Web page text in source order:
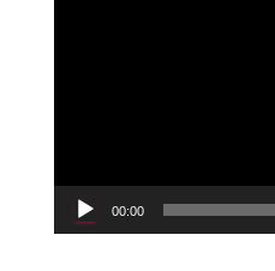
c
00:00